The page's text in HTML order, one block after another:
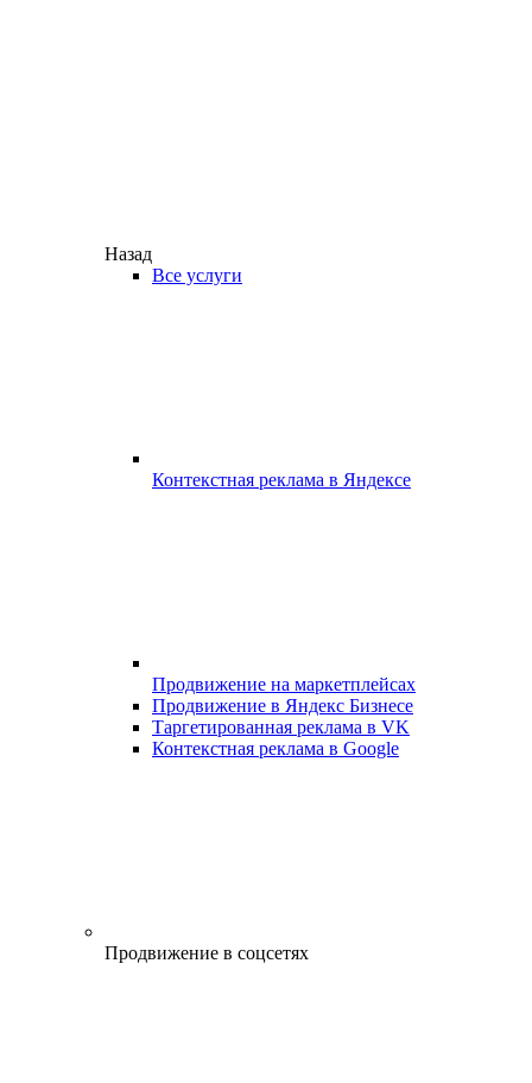
Назад
Все услуги
Контекстная реклама в Яндексе
Продвижение на маркетплейсах
Продвижение в Яндекс Бизнесе
Таргетированная реклама в VK
Контекстная реклама в Google
Продвижение в соцсетях